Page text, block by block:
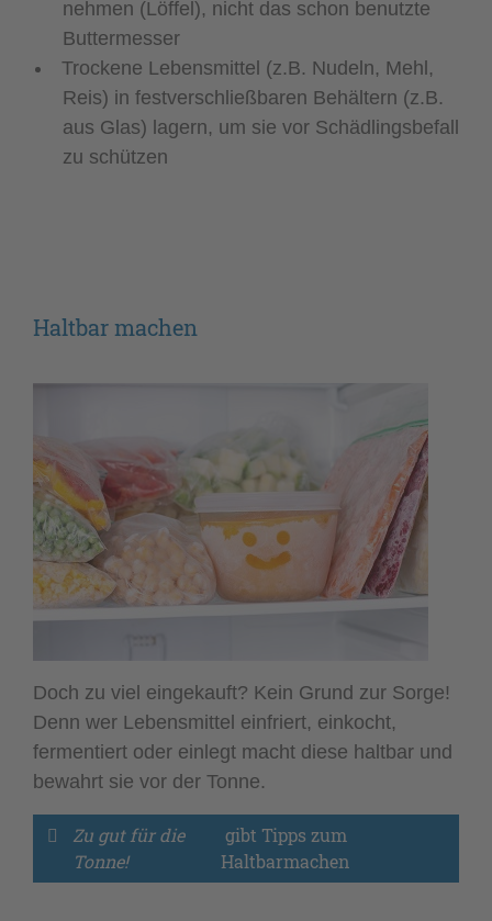
nehmen (Löffel), nicht das schon benutzte
Buttermesser
Trockene Lebensmittel (z.B. Nudeln, Mehl,
Reis) in festverschließbaren Behältern (z.B.
aus Glas) lagern, um sie vor Schädlingsbefall
zu schützen
Haltbar machen
Doch zu viel eingekauft? Kein Grund zur Sorge!
Denn wer Lebensmittel einfriert, einkocht,
fermentiert oder einlegt macht diese haltbar und
bewahrt sie vor der Tonne.
Zu gut für die
Tonne!
Haltbarmachen